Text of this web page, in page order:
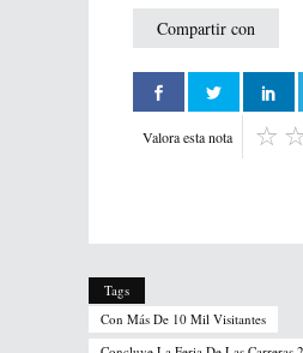
Compartir con
Valora esta nota
Tags
Con Más De 10 Mil Visitantes